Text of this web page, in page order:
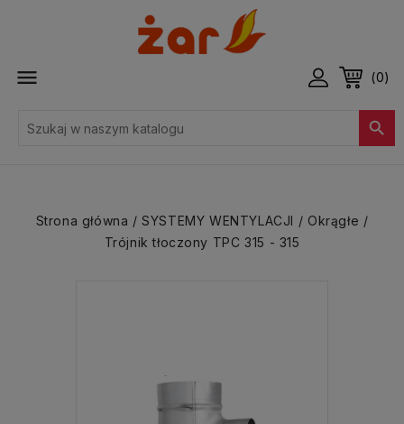
 (0)

Strona główna SYSTEMY WENTYLACJI
Okrągłe
Trójnik tłoczony TPC 315 - 315